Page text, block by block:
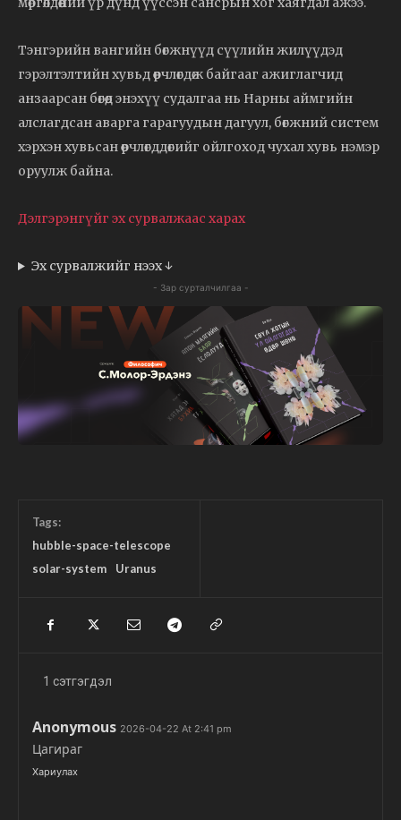
Тэнгэрийн вангийн бөгжнүүд сүүлийн жилүүдэд
гэрэлтэлтийн хувьд өөрчлөгдөж байгааг ажиглагчид
анзаарсан бөгөөд энэхүү судалгаа нь Нарны аймгийн
алслагдсан аварга гарагуудын дагуул, бөгжний систем
хэрхэн хувьсан өөрчлөгддөгийг ойлгоход чухал хувь нэмэр
оруулж байна.
Дэлгэрэнгүйг эх сурвалжаас харах
Эх сурвалжийг нээх ↓
- Зар сурталчилгаа -
Tags:
hubble-space-telescope
solar-system
Uranus
1 сэтгэгдэл
Anonymous 2026-04-22 At 2:41 pm
Цагираг
Хариулах